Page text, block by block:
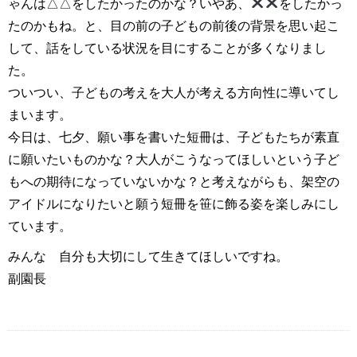
ゃんは△△をしたかったのかな？いやあ、
をしたかっ
たのかもね。と、目の前の子どもの前後の背景を思い起こ
して、話をしている状況を目にすることが多くなりまし
た。
ついつい、子どもの考えを大人が考える方向性に導いてし
まいます。
今日は、七夕、願い事を書いた短冊は、子どもたちが素直
に願いたいものかな？大人がこうなってほしいという子ど
もへの期待になっていないかな？と考えながらも、架空の
アイドルになりたいと願う短冊を笹に飾る姿を楽しみにし
ています。
みんな 自分も大切にして生きてほしいですね。
副園長